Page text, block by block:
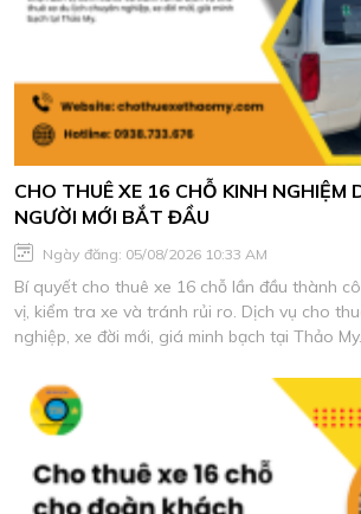
CHO THUÊ XE 16 CHỖ KINH NGHIỆM
NGƯỜI MỚI BẮT ĐẦU
Ngày đăng: 05/08/2026 10:33 AM
Bí quyết cho thuê xe 16 chỗ lần đầu thành
vị, kiểm tra xe và tránh rủi ro. Dịch vụ cho
nghiệp, xe đời mới, giá minh bạch tại Thảo My.